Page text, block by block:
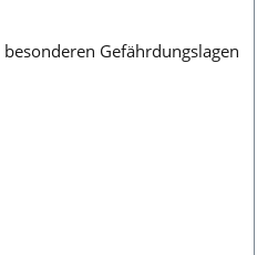
Gefährdungslagen